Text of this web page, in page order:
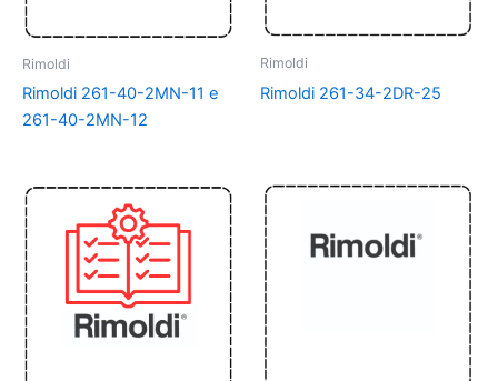
Rimoldi
Rimoldi 261-40-2MN-11 e
261-40-2MN-12
Rimoldi
Rimoldi 261-34-2DR-25